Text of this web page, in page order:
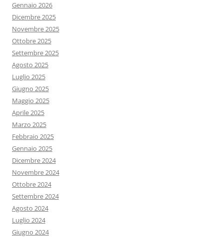
Gennaio 2026
Dicembre 2025
Novembre 2025
Ottobre 2025
Settembre 2025
Agosto 2025
Luglio 2025
Giugno 2025
Maggio 2025
Aprile 2025
Marzo 2025
Febbraio 2025
Gennaio 2025
Dicembre 2024
Novembre 2024
Ottobre 2024
Settembre 2024
Agosto 2024
Luglio 2024
Giugno 2024